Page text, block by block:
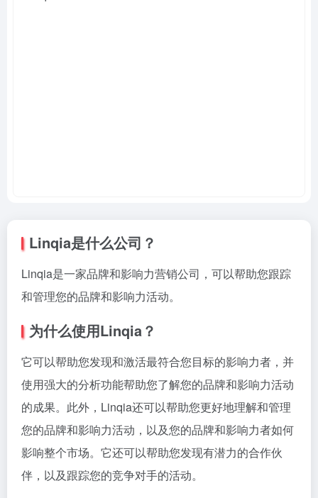
Linqia是什么公司？
Linqia是一家品牌和影响力营销公司，可以帮助您跟踪
和管理您的品牌和影响力活动。
为什么使用Linqia？
它可以帮助您发现和激活最符合您目标的影响力者，并
使用强大的分析功能帮助您了解您的品牌和影响力活动
的成果。此外，Linqia还可以帮助您更好地理解和管理
您的品牌和影响力活动，以及您的品牌和影响力者如何
影响整个市场。它还可以帮助您发现有潜力的合作伙
伴，以及跟踪您的竞争对手的活动。